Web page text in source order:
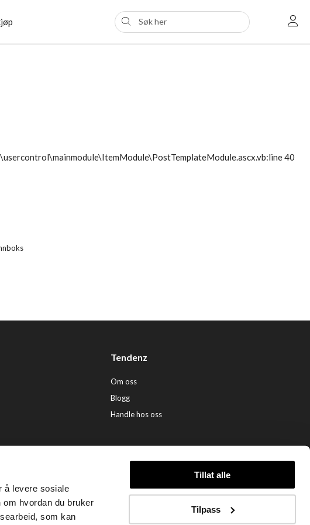
å levere sosiale
hvordan du bruker
som kan
Tillat alle
Tilpass
40
Tendenz
Om oss
Blogg
Handle hos oss
© Tendenz Hårpleie AS (org. nr. 948 341 662) |Nettbutikk levert av Kréatif